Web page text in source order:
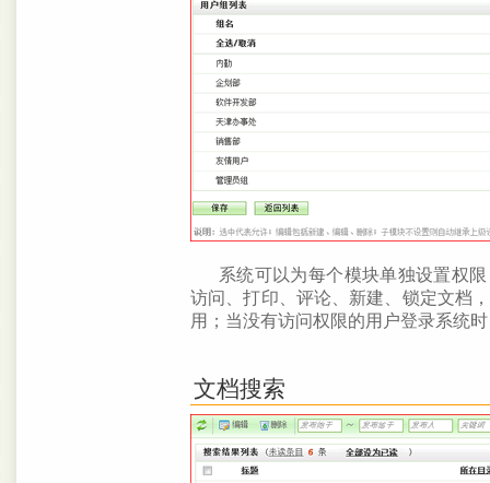
系统可以为每个模块单独设置权
访问、打印、评论、新建、锁定文档
用；当没有访问权限的用户登录系统
文档搜索